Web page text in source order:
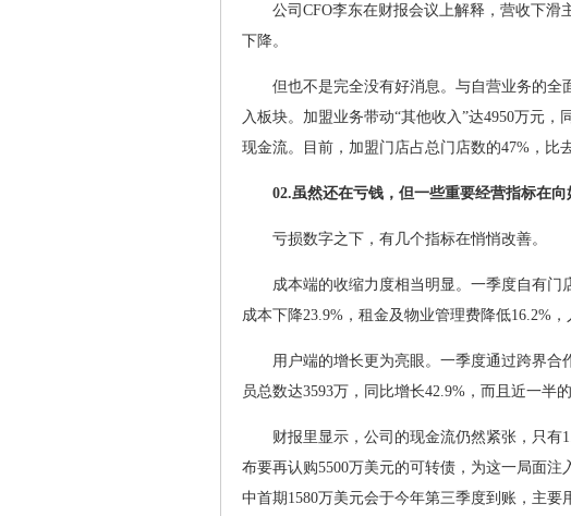
公司CFO李东在财报会议上解释，营收下
下降。
但也不是完全没有好消息。与自营业务的
入板块。加盟业务带动“其他收入”达4950万元
现金流。目前，加盟门店占总门店数的47%，比
02.虽然还在亏钱，但一些重要经营指标在向
亏损数字之下，有几个指标在悄悄改善。
成本端的收缩力度相当明显。一季度自有门
成本下降23.9%，租金及物业管理费降低16.2%
用户端的增长更为亮眼。一季度通过跨界合
员总数达3593万，同比增长42.9%，而且近一半
财报里显示，公司的现金流仍然紧张，只有
布要再认购5500万美元的可转债，为这一局面注
中首期1580万美元会于今年第三季度到账，主要